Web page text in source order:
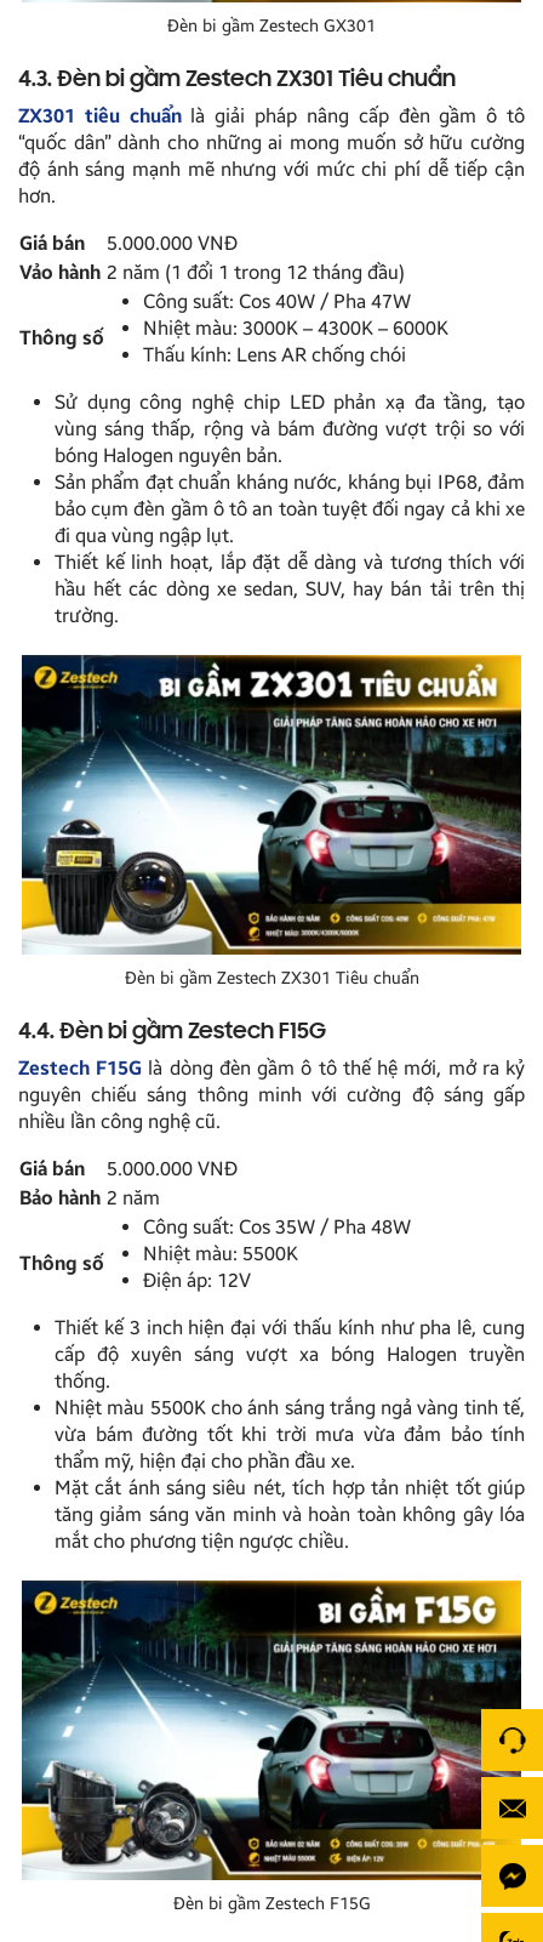
Đèn bi gầm Zestech GX301
4.3. Đèn bi gầm Zestech ZX301 Tiêu chuẩn
ZX301 tiêu chuẩnlà giải pháp nâng cấp đèn gầm ô tô
“quốc dân” dành cho những ai mong muốn sở hữu cường
độ ánh sáng mạnh mẽ nhưng với mức chi phí dễ tiếp cận
hơn.
Giá bán
5.000.000 VNĐ
Vảo hành 2 năm (1 đổi 1 trong 12 tháng đầu)
Thông số
Công suất: Cos 40W / Pha 47W
Nhiệt màu: 3000K – 4300K – 6000K
Thấu kính: Lens AR chống chói
Sử dụng công nghệ chip LED phản xạ đa tầng, tạo
vùng sáng thấp, rộng và bám đường vượt trội so với
bóng Halogen nguyên bản.
Sản phẩm đạt chuẩn kháng nước, kháng bụi IP68, đảm
bảo cụm đèn gầm ô tô an toàn tuyệt đối ngay cả khi xe
đi qua vùng ngập lụt.
Thiết kế linh hoạt, lắp đặt dễ dàng và tương thích với
hầu hết các dòng xe sedan, SUV, hay bán tải trên thị
trường.
Đèn bi gầm Zestech ZX301 Tiêu chuẩn
4.4. Đèn bi gầm Zestech F15G
Zestech F15G là dòng đèn gầm ô tô thế hệ mới, mở ra kỷ
nguyên chiếu sáng thông minh với cường độ sáng gấp
nhiều lần công nghệ cũ.
Giá bán
5.000.000 VNĐ
Bảo hành 2 năm
Thông số
Công suất: Cos 35W / Pha 48W
Nhiệt màu: 5500K
Điện áp: 12V
Thiết kế 3 inch hiện đại với thấu kính như pha lê, cung
cấp độ xuyên sáng vượt xa bóng Halogen truyền
thống.
Nhiệt màu 5500K cho ánh sáng trắng ngả vàng tinh tế,
vừa bám đường tốt khi trời mưa vừa đảm bảo tính
thẩm mỹ, hiện đại cho phần đầu xe.
Mặt cắt ánh sáng siêu nét, tích hợp tản nhiệt tốt giúp
tăng giảm sáng văn minh và hoàn toàn không gây lóa
mắt cho phương tiện ngược chiều.
Đèn bi gầm Zestech F15G